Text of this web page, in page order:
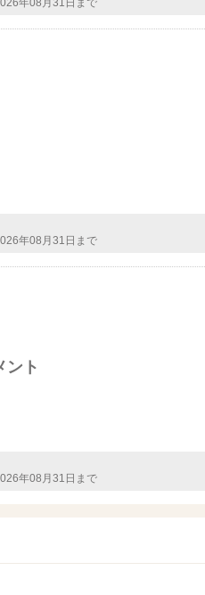
年08月31日まで
年08月31日まで
ント
年08月31日まで